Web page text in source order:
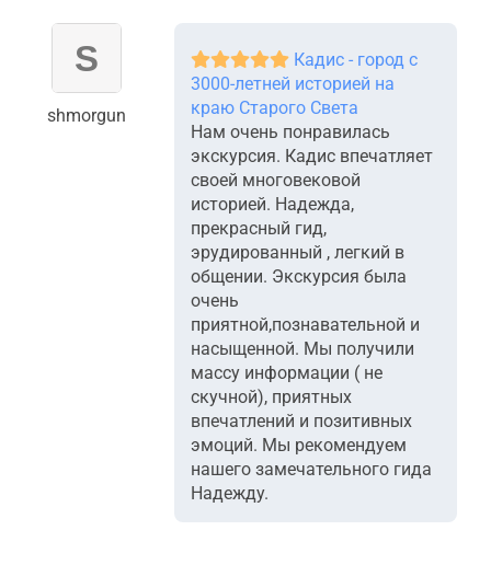
shmorgun
Кадис - город с
3000-летней историей на
краю Старого Света
Нам очень понравилась
экскурсия. Кадис впечатляет
своей многовековой
историей. Надежда,
прекрасный гид,
эрудированный , легкий в
общении. Экскурсия была
очень
приятной,познавательной и
насыщенной. Мы получили
массу информации ( не
скучной), приятных
впечатлений и позитивных
эмоций. Мы рекомендуем
нашего замечательного гида
Надежду.